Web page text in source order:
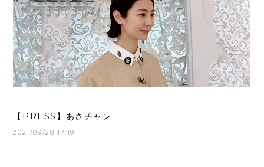
【PRESS】あさチャン
2021/09/28 17:19